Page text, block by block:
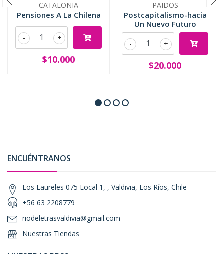
CATALONIA
Pensiones A La Chilena
+
-
$10.000
PAIDOS
Postcapitalismo-hacia
Un Nuevo Futuro
+
-
$20.000
ENCUÉNTRANOS
Los Laureles 075 Local 1, , Valdivia, Los Ríos, Chile
+56 63 2208779
riodeletrasvaldivia@gmail.com
Nuestras Tiendas